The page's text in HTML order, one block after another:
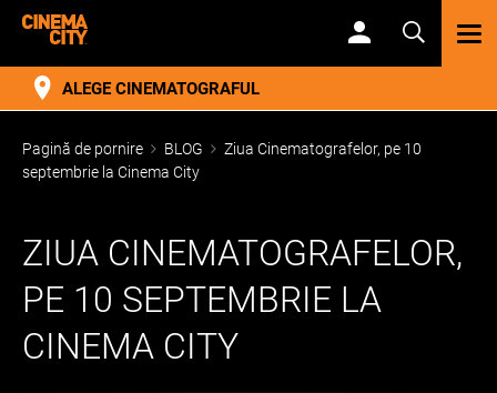
ALEGE CINEMATOGRAFUL
Pagină de pornire BLOG
Ziua Cinematografelor, pe 10
septembrie la Cinema City
ZIUA CINEMATOGRAFELOR,
PE 10 SEPTEMBRIE LA
CINEMA CITY